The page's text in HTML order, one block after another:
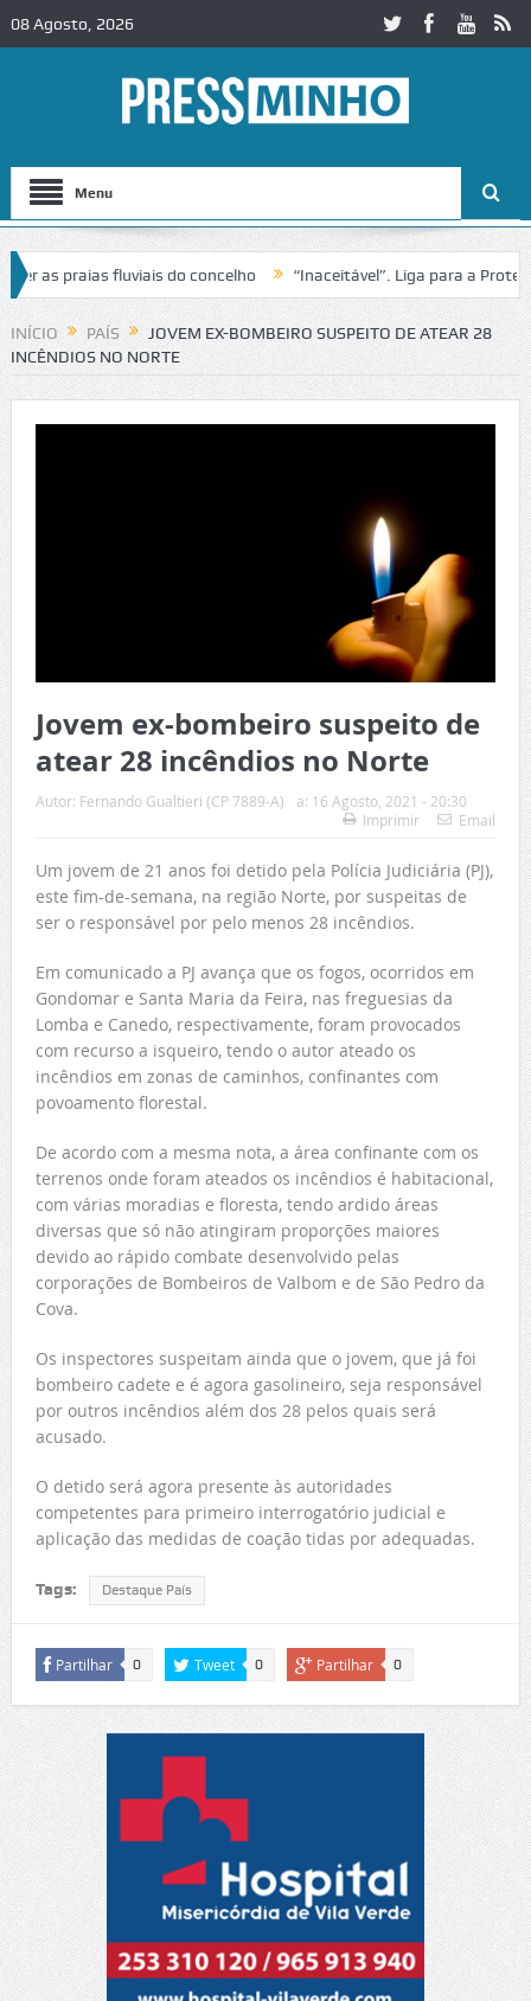
08 Agosto, 2026
Menu
praias fluviais do concelho “Inaceitável”. Liga para a Proteção
de trânsito no IC2 em Alcobaça Igreja do Castelo de
INÍCIO PAÍS
JOVEM EX-BOMBEIRO SUSPEITO DE ATEAR 28
INCÊNDIOS NO NORTE
Jovem ex-bombeiro suspeito de
atear 28 incêndios no Norte
Autor: Fernando Gualtieri (CP 7889-A) a: 16 Agosto, 2021 - 20:30
Imprimir
Email
Um jovem de 21 anos foi detido pela Polícia Judiciária (PJ),
este fim-de-semana, na região Norte, por suspeitas de
ser o responsável por pelo menos 28 incêndios.
Em comunicado a PJ avança que os fogos, ocorridos em
Gondomar e Santa Maria da Feira, nas freguesias da
Lomba e Canedo, respectivamente, foram provocados
com recurso a isqueiro, tendo o autor ateado os
incêndios em zonas de caminhos, confinantes com
povoamento florestal.
De acordo com a mesma nota, a área confinante com os
terrenos onde foram ateados os incêndios é habitacional,
com várias moradias e floresta, tendo ardido áreas
diversas que só não atingiram proporções maiores
devido ao rápido combate desenvolvido pelas
corporações de Bombeiros de Valbom e de São Pedro da
Cova.
Os inspectores suspeitam ainda que o jovem, que já foi
bombeiro cadete e é agora gasolineiro, seja responsável
por outros incêndios além dos 28 pelos quais será
acusado.
O detido será agora presente às autoridades
competentes para primeiro interrogatório judicial e
aplicação das medidas de coação tidas por adequadas.
Tags: Destaque País
Partilhar 0 Tweet 0 Partilhar 0